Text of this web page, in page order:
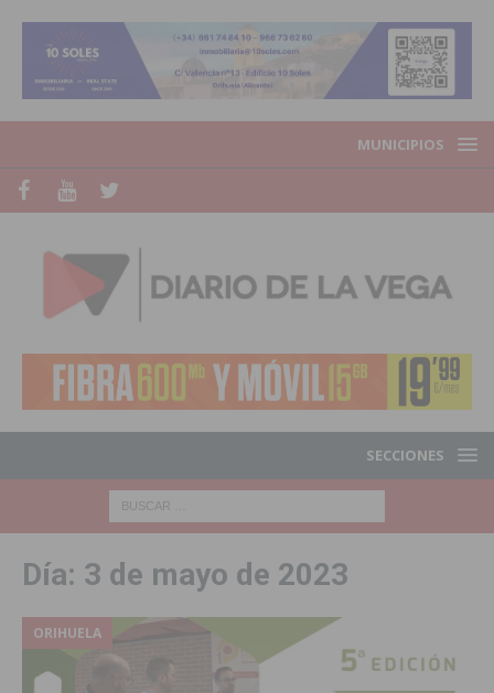
MUNICIPIOS
SECCIONES
Día: 3 de mayo de 2023
ORIHUELA